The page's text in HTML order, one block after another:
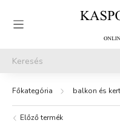
balkon és kert
Előző termék